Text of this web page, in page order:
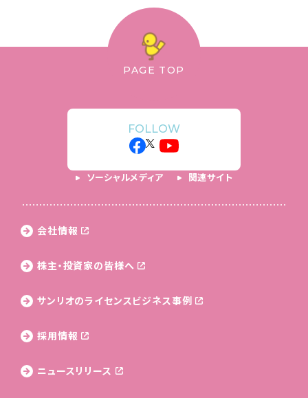
PAGE TOP
FOLLOW
ソーシャルメディア 関連サイト
会社情報
株主・投資家の皆様へ
サンリオのライセンスビジネス事例
採用情報
ニュースリリース